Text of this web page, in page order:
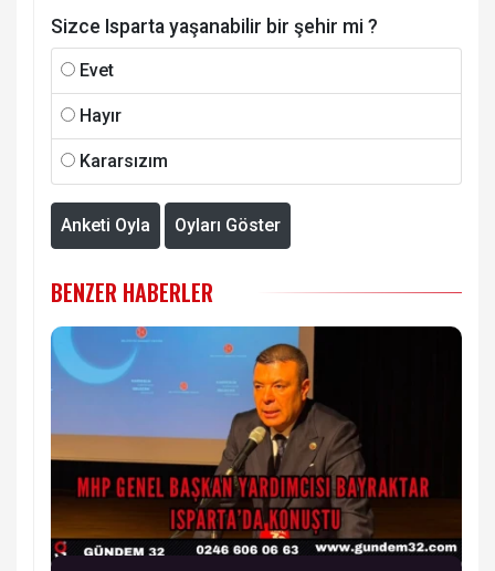
Sizce Isparta yaşanabilir bir şehir mi ?
Evet
Hayır
Kararsızım
Anketi Oyla Oyları Göster
BENZER HABERLER